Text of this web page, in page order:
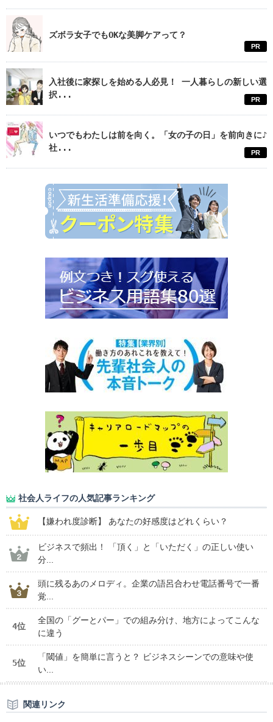
ズボラ女子でもOKな美脚ケアって？
PR
入社後に家探しを始める人必見！ 一人暮らしの新しい選
択...
PR
いつでもわたしは前を向く。「女の子の日」を前向きに♪
社...
PR
社会人ライフの人気記事ランキング
【嫌われ度診断】 あなたの好感度はどれくらい？
ビジネスで頻出！ 「頂く」と「いただく」の正しい使い
分...
頭に残るあのメロディ。企業の語呂合わせ電話番号で一番
覚...
4位
全国の「グーとパー」での組み分け、地方によってこんな
に違う
5位
「閾値」を簡単に言うと？ ビジネスシーンでの意味や使
い...
関連リンク